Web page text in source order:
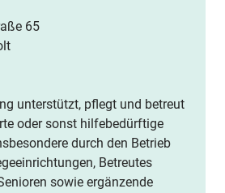
65
unterstützt, pflegt und betreut
oder sonst hilfebedürftige
durch den Betrieb
Betreutes
sowie ergänzende